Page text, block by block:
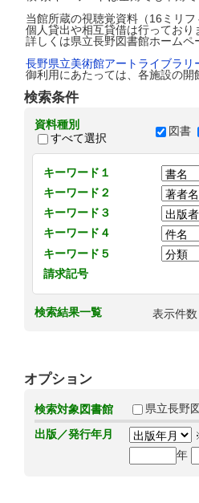
当館所蔵の視聴覚資料（16ミリ
個人貸出や相互貸借は行っており
詳しくは県立長野図書館ホームペ
長野県立美術館アートライブラリ
御利用にあたっては、各施設の開
検索条件
資料種別
すべて選択
図書
キーワード１
キーワード２
キーワード３
キーワード４
キーワード５
請求記号
検索結果一覧 表示件数
オプション
検索対象図書館 県立長野図
出版／発行年月
年